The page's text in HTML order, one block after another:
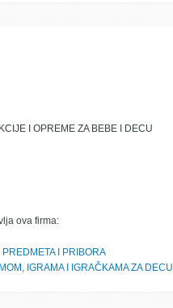
I OPREME ZA BEBE I DECU
ova firma:
I PRIBORA
IGRAMA I IGRAČKAMA ZA DECU